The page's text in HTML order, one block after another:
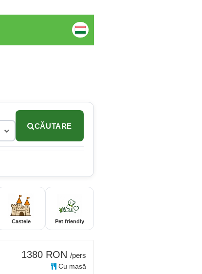
CĂUTARE
Castele Pet friendly
1380 RON /pers
Cu masă